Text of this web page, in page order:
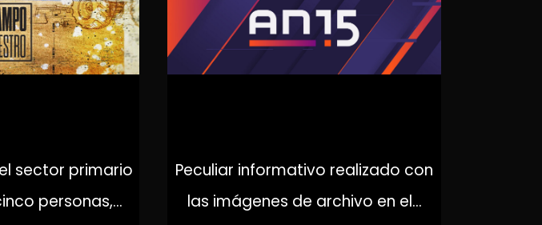
sector primario
personas,...
Peculiar informativo realizado con
las imágenes de archivo en el...